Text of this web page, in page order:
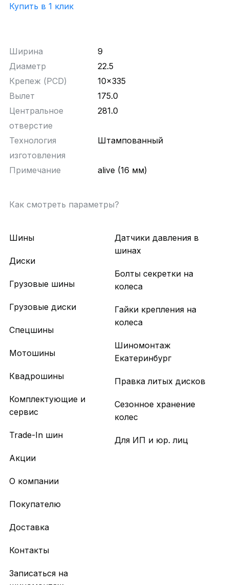
Купить в 1 клик
Ширина
9
Диаметр
22.5
Крепеж (PCD)
10x335
Вылет
175.0
Центральное
отверстие
281.0
Технология
изготовления
Штампованный
Примечание alive (16 мм)
Как смотреть параметры?
Шины
Диски
Грузовые шины
Грузовые диски
Спецшины
Мотошины
Квадрошины
Комплектующие и
сервис
Trade-In шин
Акции
Датчики давления в
шинах
Болты секретки на
колеса
Гайки крепления на
колеса
Шиномонтаж
Екатеринбург
Правка литых дисков
Сезонное хранение
колес
Для ИП и юр. лиц
О компании
Покупателю
Доставка
Контакты
Записаться на